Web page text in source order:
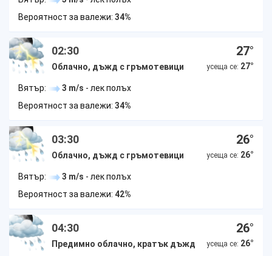
Вероятност за валежи: 34%
02:30
Облачно, дъжд с гръмотевици
27°
усеща се: 27°
Вятър: 3 m/s - лек полъх
Вероятност за валежи: 34%
03:30
Облачно, дъжд с гръмотевици
26°
усеща се: 26°
Вятър: 3 m/s - лек полъх
Вероятност за валежи: 42%
04:30
Предимно облачно, кратък дъжд
26°
усеща се: 26°